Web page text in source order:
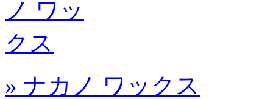
» ナカノ ワックス